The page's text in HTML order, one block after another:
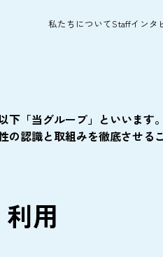
私たちについてStaffインタ
下「当グループ」といいま
認識と取組みを徹底させる
用